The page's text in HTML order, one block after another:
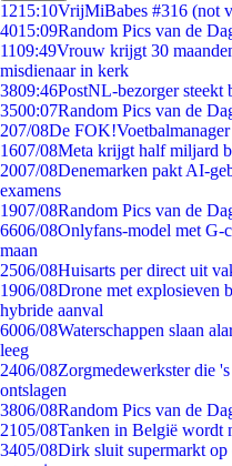
1215:10VrijMiBabes #316 (not
4015:09Random Pics van de
1109:49Vrouw krijgt 30
misdienaar in kerk
3809:46PostNL-bezorger steekt
3500:07Random Pics van de
207/08De
1607/08Meta krijgt half miljard
2007/08Denemarken pakt AI-
examens
1907/08Random Pics van de
6606/08Onlyfans-model met G-
maan
2506/08Huisarts per direct uit
1906/08Drone met explosieven
hybride aanval
6006/08Waterschappen slaan
leeg
2406/08Zorgmedewerkster die
ontslagen
3806/08Random Pics van de
2105/08Tanken in België wordt
3405/08Dirk sluit supermarkt op